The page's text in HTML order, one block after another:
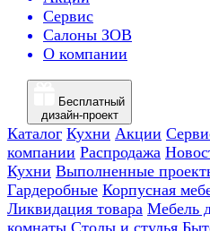
Сервис
Салоны ЗОВ
О компании
Бесплатный
дизайн-проект
Каталог Кухни Акции
компании Распродажа
Кухни Выполненные
Гардеробные Корпусная
Ликвидация товара Мебель
комнаты Столы и стулья